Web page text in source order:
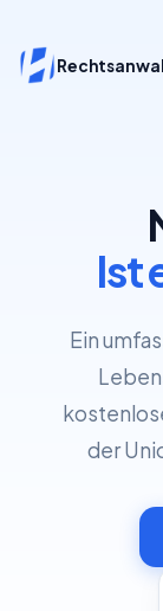
Ist
Ein
der